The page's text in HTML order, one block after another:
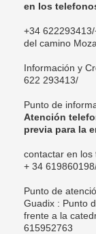
en los
+34
del camino
Información y
622 293413/
Punto de
Atención
previa para la
contactar en los
+ 34
Punto de
Guadix : Punto
frente a la
615952763